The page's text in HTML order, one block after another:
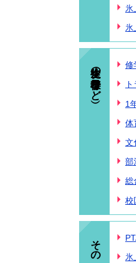
氷
氷
生徒の様子（行事など） 修
1
体
文
部
総
校
その他
氷